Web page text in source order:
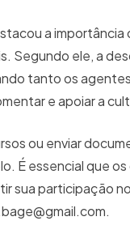
a importância
Segundo ele, a
tanto os
e apoiar a
ou enviar
É essencial que
sua participação